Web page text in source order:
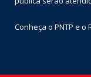
Conheça o PNTP e o